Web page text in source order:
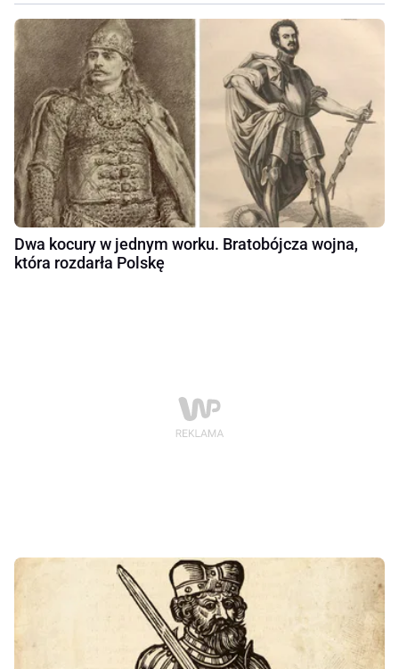
Dwa kocury w jednym worku. Bratobójcza wojna,
która rozdarła Polskę